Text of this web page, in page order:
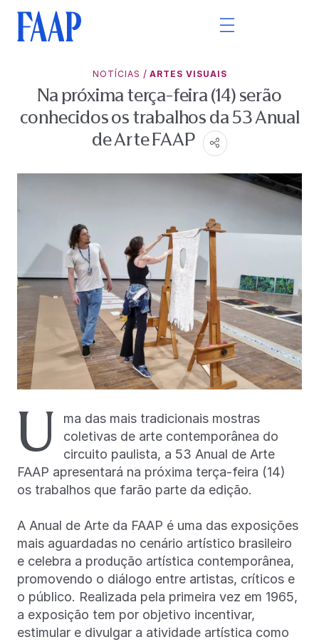
NOTÍCIAS / ARTES VISUAIS
Na próxima terça-feira (14) serão
conhecidos os trabalhos da 53 Anual
de Arte FAAP
U
ma das mais tradicionais mostras
coletivas de arte contemporânea do
circuito paulista, a 53 Anual de Arte
FAAP apresentará na próxima terça-feira (14)
os trabalhos que farão parte da edição.
A Anual de Arte da FAAP é uma das exposições
mais aguardadas no cenário artístico brasileiro
e celebra a produção artística contemporânea,
promovendo o diálogo entre artistas, críticos e
o público. Realizada pela primeira vez em 1965,
a exposição tem por objetivo incentivar,
estimular e divulgar a atividade artística como